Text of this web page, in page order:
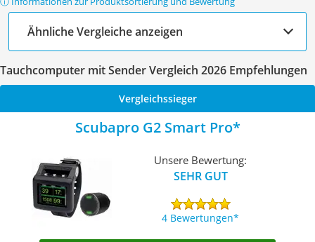
Ähnliche Vergleiche anzeigen
Tauchcomputer mit Sender Vergleich 2026 Empfehlungen
Vergleichssieger
Scubapro G2 Smart Pro
Unsere Bewertung:
SEHR GUT
4 Bewertungen